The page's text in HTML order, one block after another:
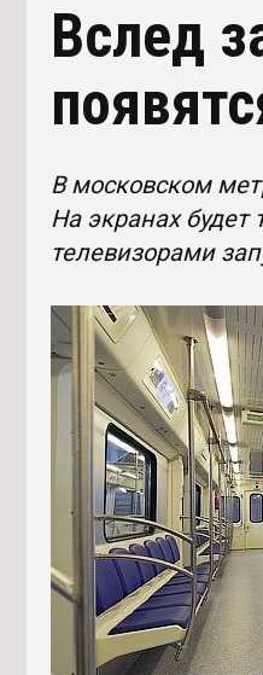
Вслед
В московском
На экранах будет
телевизорами